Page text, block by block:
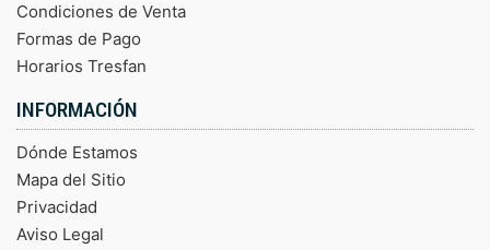
Condiciones de Venta
Formas de Pago
Horarios Tresfan
INFORMACIÓN
Dónde Estamos
Mapa del Sitio
Privacidad
Aviso Legal